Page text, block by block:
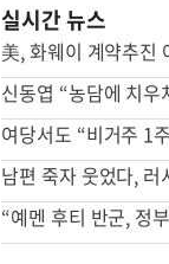
실시간 뉴스
여당서도 “비거주 1
남편 죽자 웃었다, 러